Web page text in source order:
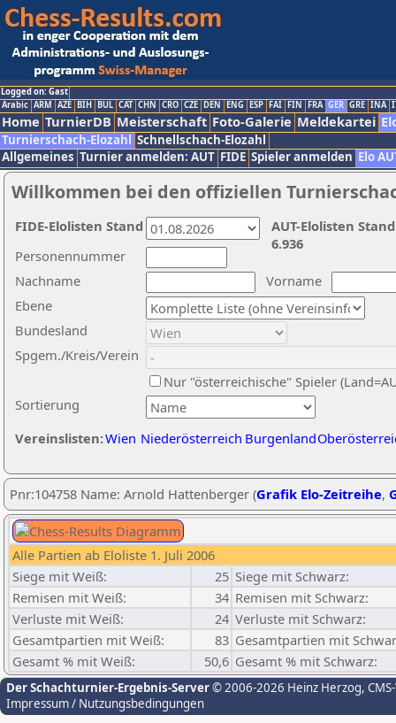
Logged on: Gast
Arabic ARM AZE BIH BUL CAT CHN CRO CZE DEN ENG ESP FAI FIN FRA GER GRE INA
Home TurnierDB Meisterschaft Foto-Galerie Meldekartei
Turnierschach-Elozahl Schnellschach-Elozahl
Allgemeines Turnier anmelden: AUT FIDE Spieler anmelden Elo
Willkommen bei den offiziellen
Nachname
Vorname
Ebene
Sortierung
Personennummer
Bundesland
Spgem./Kreis/Verein
Nur "österreichische" Spieler
Vereinslisten:Wien Niederösterreich Burgenland
AUT-Elolisten
6.936
FIDE-Elolisten Stand
Pnr:104758 Name: Arnold Hattenberger (Grafik Elo-Zeitreihe,
Alle Partien ab Eloliste 1. Juli 2006
Siege mit Weiß:
25 Siege mit Schwarz:
Remisen mit Weiß:
34 Remisen mit Schwarz:
Verluste mit Weiß:
24 Verluste mit Schwarz:
Gesamtpartien mit Weiß:
83 Gesamtpartien mit
Gesamt % mit Weiß:
50,6 Gesamt % mit Schwarz:
Der Schachturnier-Ergebnis-Server© 2006-2026 Heinz Herzog,
Impressum / Nutzungsbedingungen